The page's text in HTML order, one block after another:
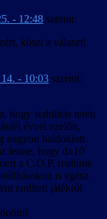
- 12:48 szerint:
köszi a választ!
- 10:03 szerint:
hogy stabilitás terén
évvel ezelőtt,
nagyon haldoklott.
lenne, hogy dx10
a C.O.P. realtime
is egész
említett játékról